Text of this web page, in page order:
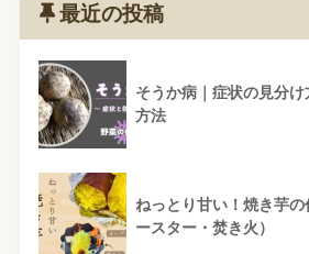
最近の投稿
そうか病｜症状の見分
方法
ねっとり甘い！焼き芋の
ースター・焚き火）